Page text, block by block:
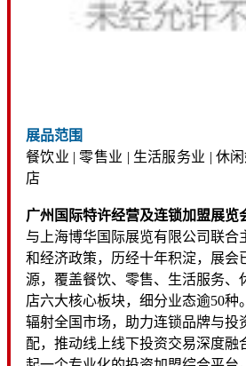
展品范围
餐饮业 | 零售业 | 生活服务业 | 休
店
广州国际特许经营及连锁加盟展览
与上海博华国际展览有限公司联合
和经济政策，历经十年积淀，展会
源，覆盖餐饮、零售、生活服务、
店六大核心板块，细分业态逾50
辐射全国市场，助力连锁品牌与投
配，推动线上线下投资交易深度融